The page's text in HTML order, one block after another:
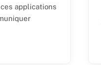
applications